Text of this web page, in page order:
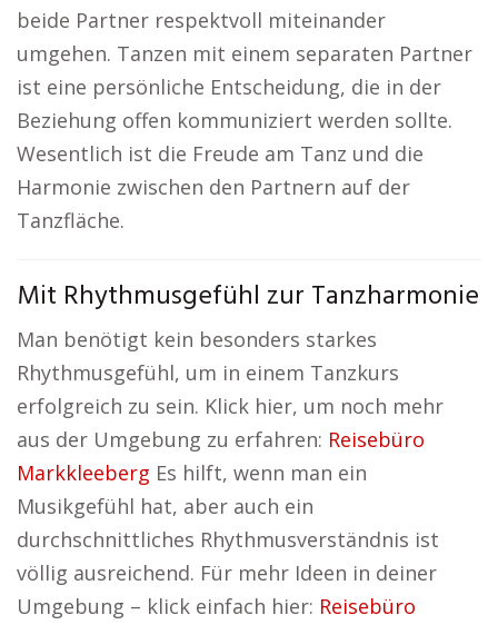
beide Partner respektvoll miteinander
umgehen. Tanzen mit einem separaten Partner
ist eine persönliche Entscheidung, die in der
Beziehung offen kommuniziert werden sollte.
Wesentlich ist die Freude am Tanz und die
Harmonie zwischen den Partnern auf der
Tanzfläche.
Mit Rhythmusgefühl zur Tanzharmonie
Man benötigt kein besonders starkes
Rhythmusgefühl, um in einem Tanzkurs
erfolgreich zu sein. Klick hier, um noch mehr
aus der Umgebung zu erfahren: Reisebüro
Markkleeberg Es hilft, wenn man ein
Musikgefühl hat, aber auch ein
durchschnittliches Rhythmusverständnis ist
völlig ausreichend. Für mehr Ideen in deiner
Umgebung – klick einfach hier: Reisebüro